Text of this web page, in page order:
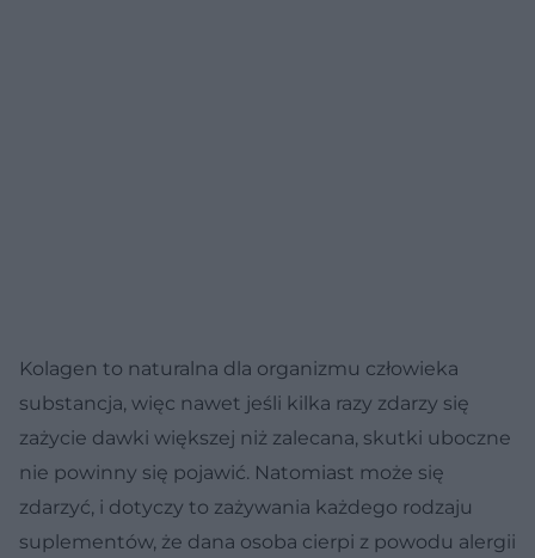
Kolagen to naturalna dla organizmu człowieka
substancja, więc nawet jeśli kilka razy zdarzy się
zażycie dawki większej niż zalecana, skutki uboczne
nie powinny się pojawić. Natomiast może się
zdarzyć, i dotyczy to zażywania każdego rodzaju
suplementów, że dana osoba cierpi z powodu alergii